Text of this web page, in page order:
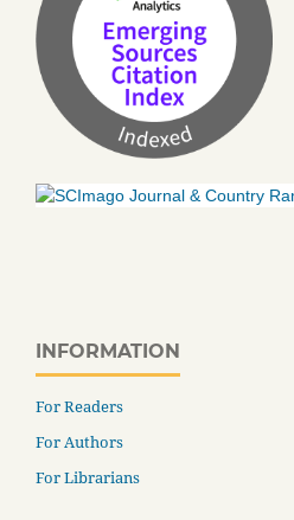
INFORMATION
For Readers
For Authors
For Librarians